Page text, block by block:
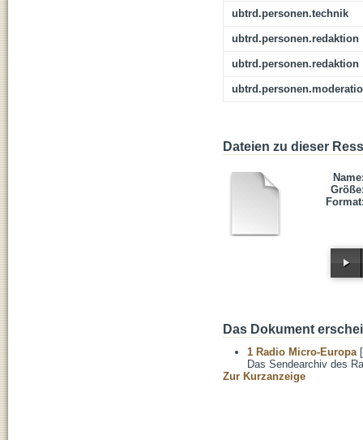
ubtrd.personen.technik
ubtrd.personen.redaktion
ubtrd.personen.redaktion
Dateien zu dieser
Das Dokument
1 Radio Micro-Europa
Das Sendearchiv des
Zur Kurzanzeige